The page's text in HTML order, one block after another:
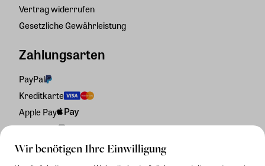
Wir benötigen Ihre Einwilligung
Vertrag widerrufen
Gesetzliche Gewährleistung
Zahlungsarten
PayPal
Kreditkarte
Apple Pay
Rechnung